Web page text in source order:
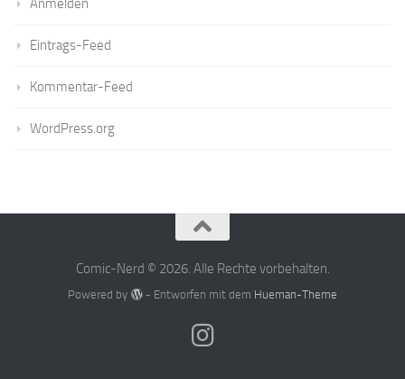
Anmelden
Eintrags-Feed
Kommentar-Feed
WordPress.org
Comic-Nerd © 2026. Alle Rechte vorbehalten.
Powered by - Entworfen mit dem Hueman-Theme